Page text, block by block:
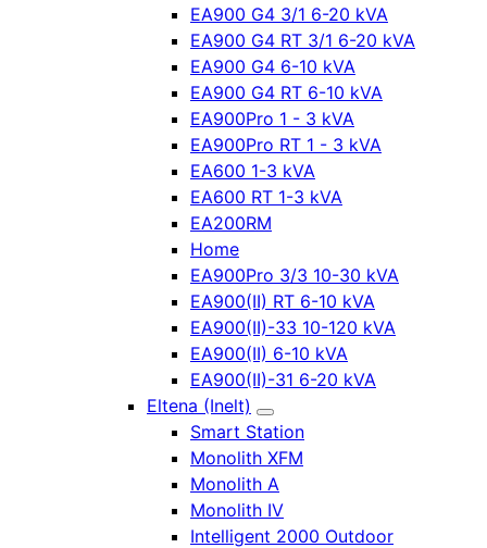
EA900 G4 3/1 6-20 kVA
EA900 G4 RT 3/1 6-20 kVA
EA900 G4 6-10 kVA
EA900 G4 RT 6-10 kVA
EA900Pro 1 - 3 kVA
EA900Pro RT 1 - 3 kVA
EA600 1-3 kVA
EA600 RT 1-3 kVA
EA200RM
Home
EA900Pro 3/3 10-30 kVA
EA900(II) RT 6-10 kVA
EA900(II)-33 10-120 kVA
EA900(II) 6-10 kVA
EA900(II)-31 6-20 kVA
Eltena (Inelt)
Smart Station
Monolith XFM
Monolith A
Monolith IV
Intelligent 2000 Outdoor